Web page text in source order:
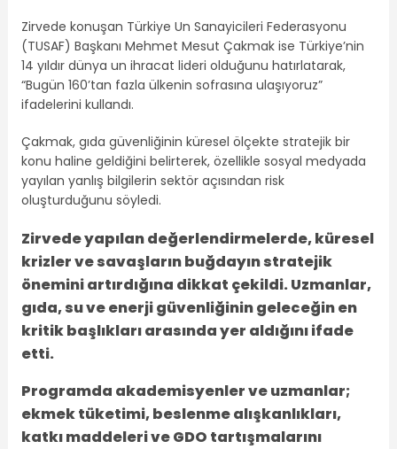
Zirvede konuşan Türkiye Un Sanayicileri Federasyonu
(TUSAF) Başkanı Mehmet Mesut Çakmak ise Türkiye’nin
14 yıldır dünya un ihracat lideri olduğunu hatırlatarak,
“Bugün 160’tan fazla ülkenin sofrasına ulaşıyoruz”
ifadelerini kullandı.
Çakmak, gıda güvenliğinin küresel ölçekte stratejik bir
konu haline geldiğini belirterek, özellikle sosyal medyada
yayılan yanlış bilgilerin sektör açısından risk
oluşturduğunu söyledi.
Zirvede yapılan değerlendirmelerde, küresel
krizler ve savaşların buğdayın stratejik
önemini artırdığına dikkat çekildi. Uzmanlar,
gıda, su ve enerji güvenliğinin geleceğin en
kritik başlıkları arasında yer aldığını ifade
etti.
Programda akademisyenler ve uzmanlar;
ekmek tüketimi, beslenme alışkanlıkları,
katkı maddeleri ve GDO tartışmalarını